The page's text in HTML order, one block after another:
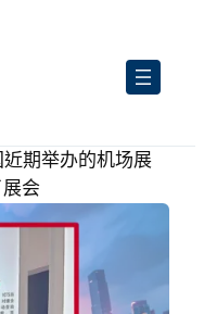
期举办的机场展
会